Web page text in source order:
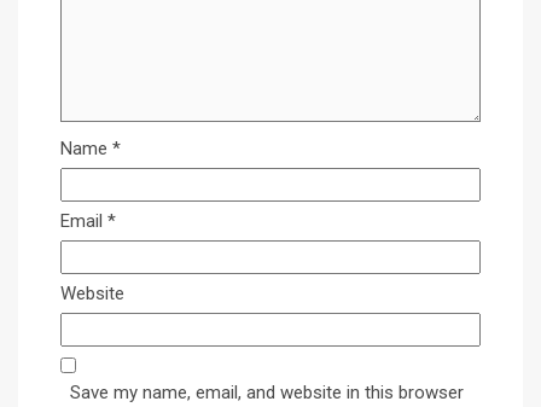
Name *
Email *
Website
Save my name, email, and website in this browser